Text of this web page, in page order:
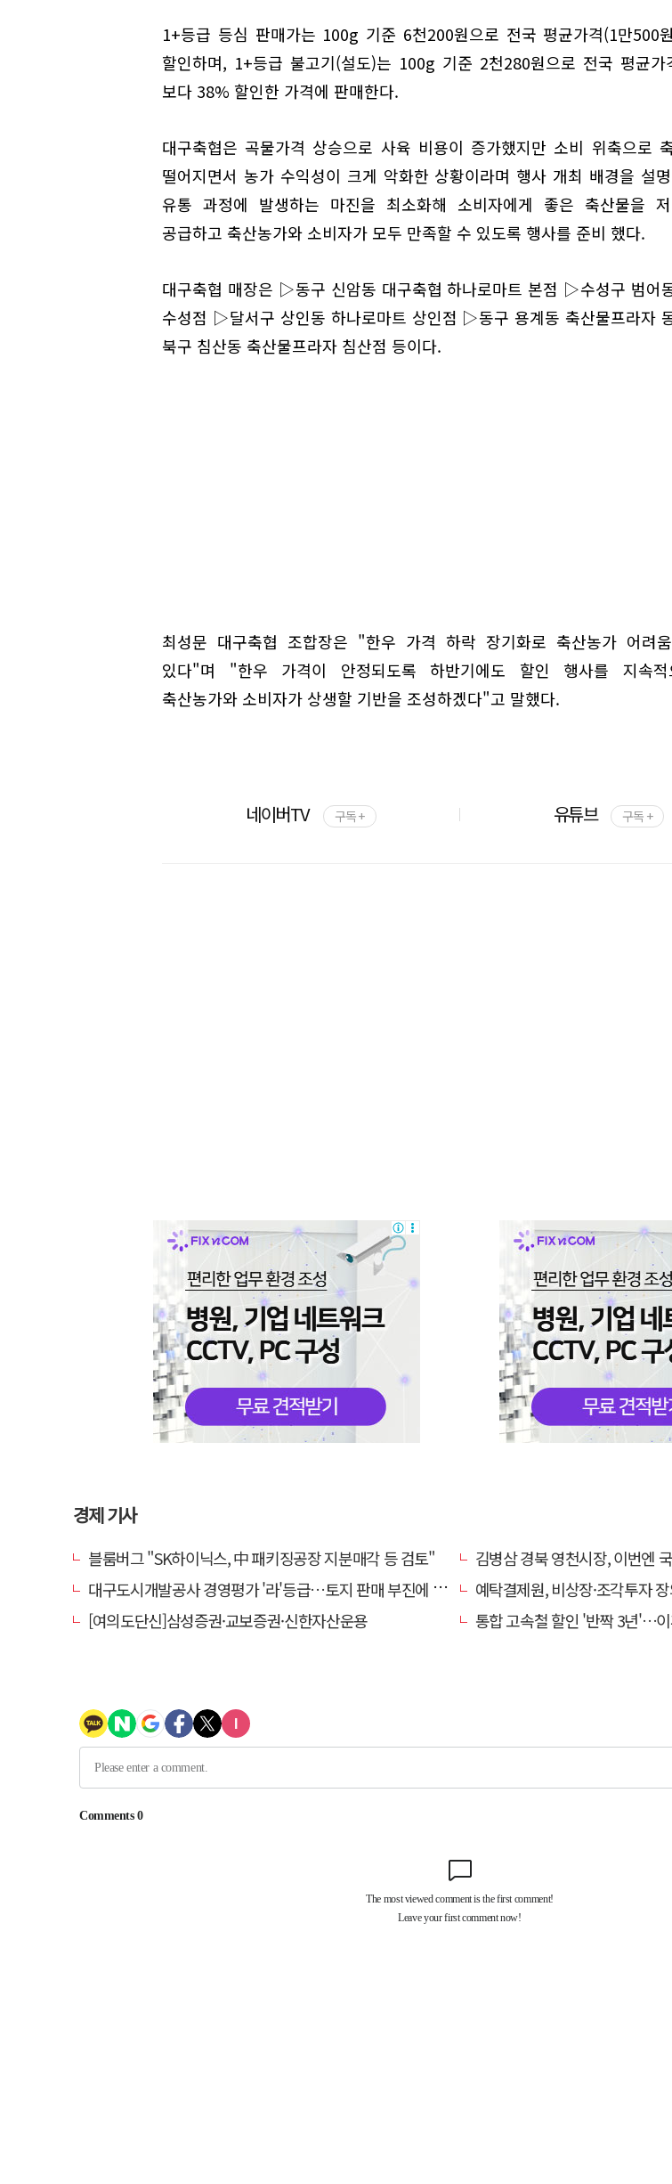
1+등급 등심 판매가는 100g 기준 6천200원으로 전국 평균가격(1만500
할인하며, 1+등급 불고기(설도)는 100g 기준 2천280원으로 전국 평균가
보다 38% 할인한 가격에 판매한다.
대구축협은 곡물가격 상승으로 사육 비용이 증가했지만 소비 위축으로
떨어지면서 농가 수익성이 크게 악화한 상황이라며 행사 개최 배경을 설
유통 과정에 발생하는 마진을 최소화해 소비자에게 좋은 축산물을
공급하고 축산농가와 소비자가 모두 만족할 수 있도록 행사를 준비 했다.
대구축협 매장은 ▷동구 신암동 대구축협 하나로마트 본점 ▷수성구 범어
수성점 ▷달서구 상인동 하나로마트 상인점 ▷동구 용계동 축산물프라자
북구 침산동 축산물프라자 침산점 등이다.
최성문 대구축협 조합장은 "한우 가격 하락 장기화로 축산농가 어려
있다"며 "한우 가격이 안정되도록 하반기에도 할인 행사를 지속적
축산농가와 소비자가 상생할 기반을 조성하겠다"고 말했다.
네이버TV 구독 + 유튜브 구독 +
경제 기사
블룸버그 "SK하이닉스, 中 패키징공장 지분매각 등 검토"
김병삼 경북 영천시장, 이번엔 국회 공략…'마사
대구도시개발공사 경영평가 '라'등급…토지 판매 부진에 1년 만에 두 단계 '뚝'
예탁결제원, 비상장·조각투자 장외거래 청
[여의도단신]삼성증권·교보증권·신한자산운용
통합 고속철 할인 '반짝 3년'…